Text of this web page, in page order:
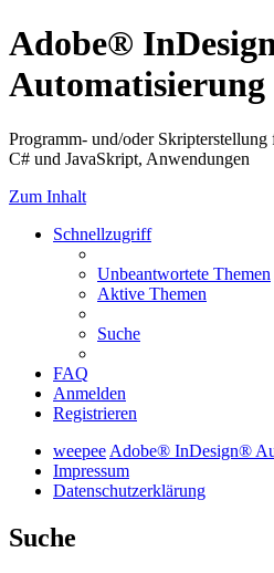
Adobe®
Automatisierung
Programm- und/oder
C# und JavaSkript, Anwendungen
Zum Inhalt
Schnellzugriff
Unbeantwortete Themen
Aktive Themen
Suche
FAQ
Anmelden
Registrieren
weepee Adobe® InDesign®
Impressum
Datenschutzerklärung
Suche